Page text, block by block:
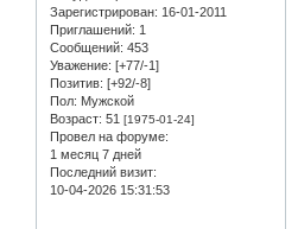
Зарегистрирован: 16-01-2011
Приглашений: 1
Сообщений: 453
Уважение: [+77/-1]
Позитив: [+92/-8]
Пол: Мужской
Возраст: 51 [1975-01-24]
Провел на форуме:
1 месяц 7 дней
Последний визит:
10-04-2026 15:31:53